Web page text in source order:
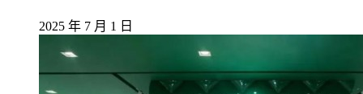
2025 年 7 月 1 日